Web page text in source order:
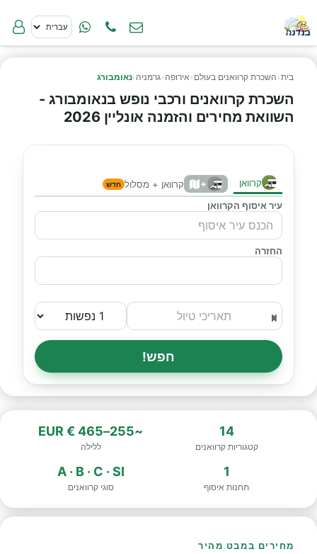
בית› השכרת קרוואנים בעולם › אירופה ›גרמניה ›נאומבורג
השכרת קרוואנים ורכבי נופש בנאומבורג -
השוואת מחירים והזמנה אונליין 2026
קרוואן + קרוואן + מסלול חדש
עיר איסוף הקרוואן
החזרה
חפש!
14
קטגוריות קרוואנים
~255–465 € EUR
ללילה
1
תחנות איסוף
A · B · C · SI
סוגי קרוואנים
מחירים במבט מהיר